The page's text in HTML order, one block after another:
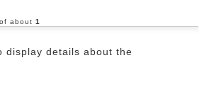
of about 1
display details about the